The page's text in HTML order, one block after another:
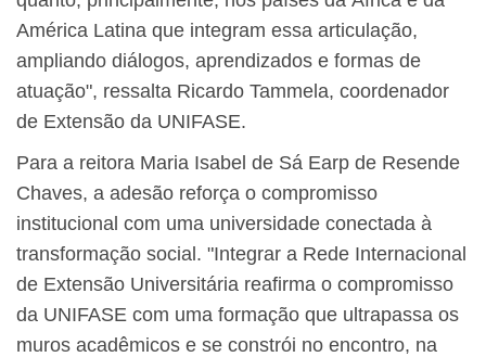
América Latina que integram essa articulação,
ampliando diálogos, aprendizados e formas de
atuação", ressalta Ricardo Tammela, coordenador
de Extensão da UNIFASE.
Para a reitora Maria Isabel de Sá Earp de Resende
Chaves, a adesão reforça o compromisso
institucional com uma universidade conectada à
transformação social. "Integrar a Rede Internacional
de Extensão Universitária reafirma o compromisso
da UNIFASE com uma formação que ultrapassa os
muros acadêmicos e se constrói no encontro, na